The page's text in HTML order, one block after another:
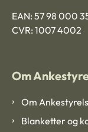
EAN: 57 98 000
CVR: 1007 4002
Om
Om
Blanketter og